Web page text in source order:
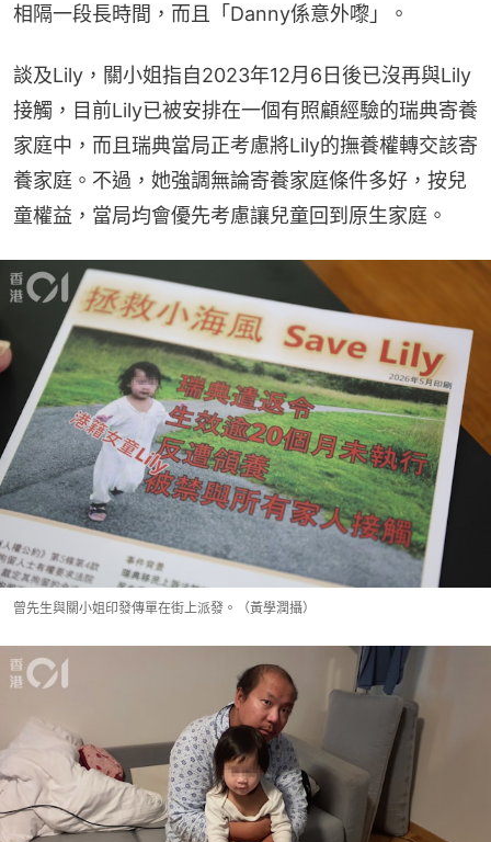
相隔一段長時間，而且「Danny係意外嚟」。
談及Lily，關小姐指自2023年12月6日後已沒再與Lily
接觸，目前Lily已被安排在一個有照顧經驗的瑞典寄養
家庭中，而且瑞典當局正考慮將Lily的撫養權轉交該寄
養家庭。不過，她強調無論寄養家庭條件多好，按兒
童權益，當局均會優先考慮讓兒童回到原生家庭。
曾先生與關小姐印發傳單在街上派發。（黃學潤攝）